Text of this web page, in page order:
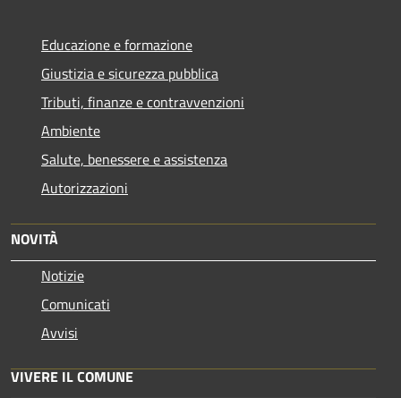
Educazione e formazione
Giustizia e sicurezza pubblica
Tributi, finanze e contravvenzioni
Ambiente
Salute, benessere e assistenza
Autorizzazioni
NOVITÀ
Notizie
Comunicati
Avvisi
VIVERE IL COMUNE